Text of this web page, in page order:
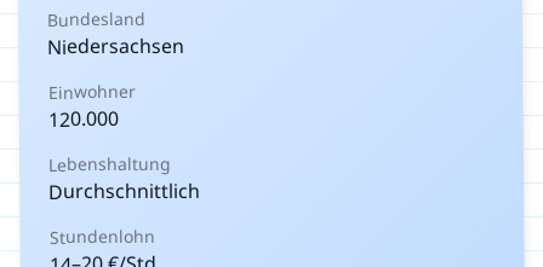
Bundesland
Niedersachsen
Einwohner
120.000
Lebenshaltung
Durchschnittlich
Stundenlohn